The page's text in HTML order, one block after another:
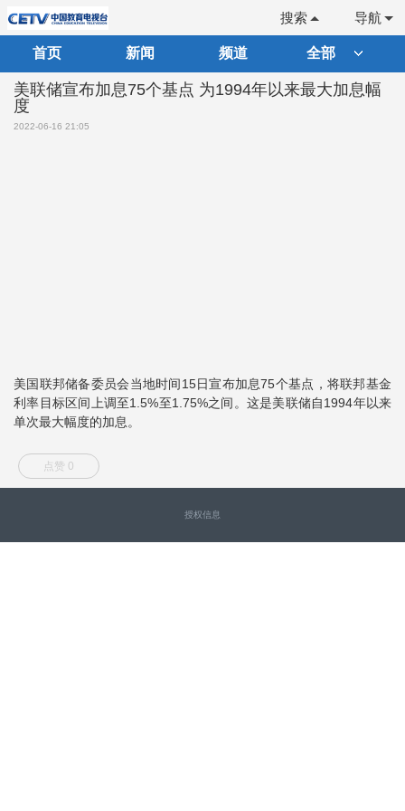
导航
搜索
首页 新闻 频道 全部
美联储宣布加息75个基点 为1994年以来最大加息幅
度
2022-06-16 21:05
美国联邦储备委员会当地时间15日宣布加息75个基点，将联邦基金
利率目标区间上调至1.5%至1.75%之间。这是美联储自1994年以来
单次最大幅度的加息。
点赞 0
授权信息